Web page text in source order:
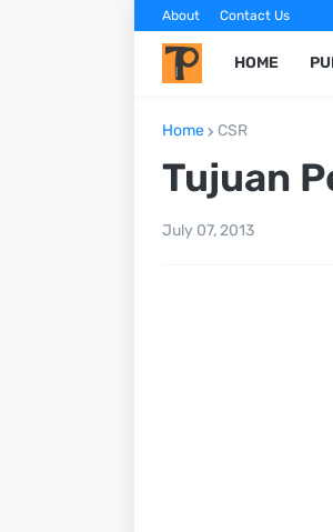
About Contact Us
HOME
Home CSR
Tujuan
July 07, 2013